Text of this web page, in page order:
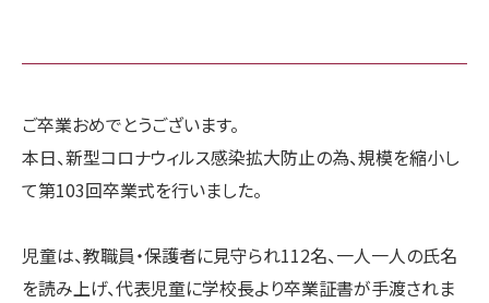
ご卒業おめでとうございます。
本日、新型コロナウィルス感染拡大防止の為、規模を縮小し
て第103回卒業式を行いました。
児童は、教職員・保護者に見守られ112名、一人一人の氏名
を読み上げ、代表児童に学校長より卒業証書が手渡されま